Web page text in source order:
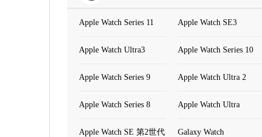
Apple Watch Series 11 Apple Watch SE3
Apple Watch Ultra3 Apple Watch Series 10
Apple Watch Series 9 Apple Watch Ultra 2
Apple Watch Series 8 Apple Watch Ultra
Apple Watch SE 第2世代 Galaxy Watch